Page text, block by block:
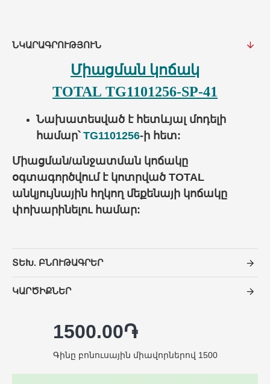
ՆԿԱՐԱԳՐՈՒԹՅՈՒՆ
Միացման կոճակ
TOTAL TG1101256-SP-41
Նախատեսված է հետևյալ մոդելի
համար՝ TG1101256-ի հետ:
Միացման/անջատման կոճակը
օգտագործվում է կոտրված TOTAL
անկյույնային հղկող մեքենայի կոճակը
փոխարինելու համար:
ՏԵԽ. ԲՆՈՒԹԱԳՐԵՐ
ԿԱՐԾԻՔՆԵՐ
1500.00֏
Գինը բոնուսային միավորներով 1500